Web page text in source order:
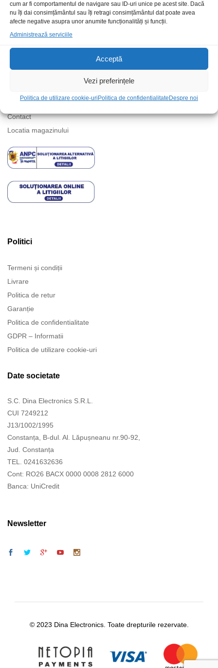
cum ar fi comportamentul de navigare sau ID-uri unice pe acest site. Dacă
nu îți dai consimțământul sau îți retragi consimțământul dat poate avea
afecte negative asupra unor anumite funcționalități și funcții.
Administrează serviciile
Acceptă
Vezi preferințele
Politica de utilizare cookie-uri Politica de confidentialitate Despre noi
Suport telefonic
Contact
Locatia magazinului
Politici
Termeni și condiții
Livrare
Politica de retur
Garanție
Politica de confidentialitate
GDPR – Informatii
Politica de utilizare cookie-uri
Date societate
S.C. Dina Electronics S.R.L.
CUI 7249212
J13/1002/1995
Constanța, B-dul. Al. Lăpușneanu nr.90-92,
Jud. Constanța
TEL. 0241632636
Cont: RO26 BACX 0000 0008 2812 6000
Banca: UniCredit
Newsletter
© 2023 Dina Electronics. Toate drepturile rezervate.